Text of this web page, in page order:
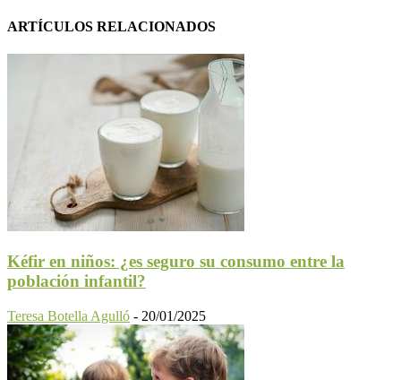
ARTÍCULOS RELACIONADOS
Kéfir en niños: ¿es seguro su consumo entre la
población infantil?
Teresa Botella Agulló - 20/01/2025